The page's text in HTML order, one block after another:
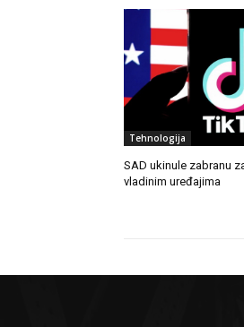
Tehnologija
SAD ukinule zabranu
vladinim uređajima